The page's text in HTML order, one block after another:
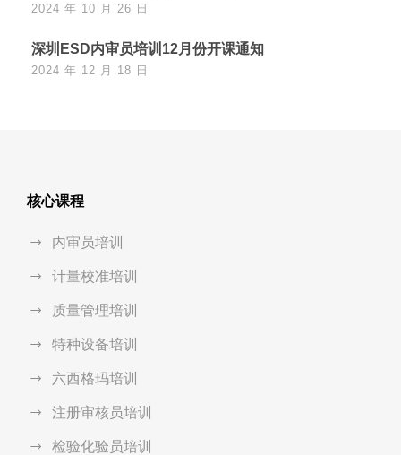
2024 年 10 月 26 日
深圳ESD内审员培训12月份开课通知
2024 年 12 月 18 日
核心课程
内审员培训
计量校准培训
质量管理培训
特种设备培训
六西格玛培训
注册审核员培训
检验化验员培训